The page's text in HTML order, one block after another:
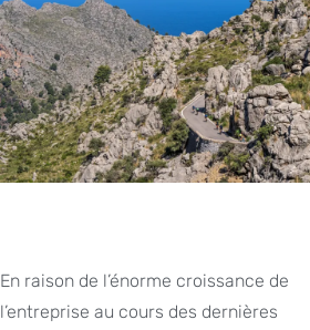
En raison de l’énorme croissance de
l’entreprise au cours des dernières